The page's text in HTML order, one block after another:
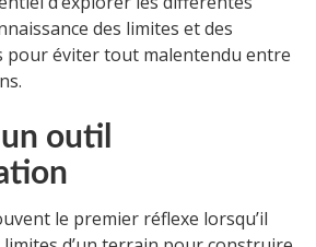
des limites et des
pour éviter tout malentendu entre
outil
le premier réflexe lorsqu’il